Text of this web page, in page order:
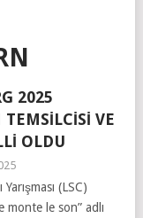
2025
TEMSILCISI VE
OLDU
(LSC)
monte le son” adlı